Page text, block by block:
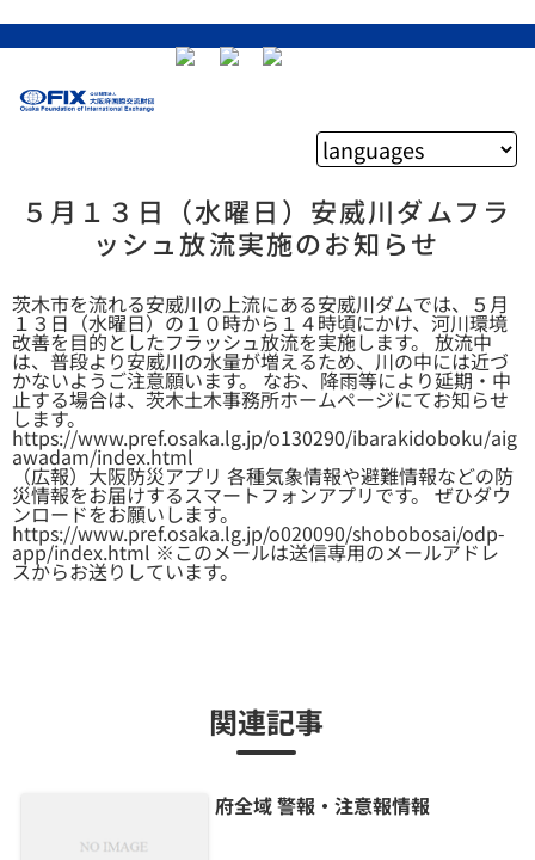
５月１３日（水曜日）安威川ダムフラ
ッシュ放流実施のお知らせ
茨木市を流れる安威川の上流にある安威川ダムでは、５月
１３日（水曜日）の１０時から１４時頃にかけ、河川環境
改善を目的としたフラッシュ放流を実施します。 放流中
は、普段より安威川の水量が増えるため、川の中には近づ
かないようご注意願います。 なお、降雨等により延期・中
止する場合は、茨木土木事務所ホームページにてお知らせ
します。
https://www.pref.osaka.lg.jp/o130290/ibarakidoboku/aig
awadam/index.html
（広報）大阪防災アプリ 各種気象情報や避難情報などの防
災情報をお届けするスマートフォンアプリです。 ぜひダウ
ンロードをお願いします。
https://www.pref.osaka.lg.jp/o020090/shobobosai/odp-
app/index.html ※このメールは送信専用のメールアドレ
スからお送りしています。
関連記事
府全域 警報・注意報情報